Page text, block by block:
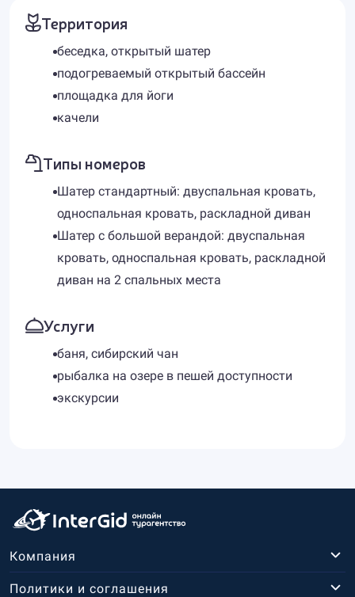
Территория
беседка, открытый шатер
подогреваемый открытый бассейн
площадка для йоги
качели
Типы номеров
Шатер стандартный: двуспальная кровать,
односпальная кровать, раскладной диван
Шатер с большой верандой: двуспальная
кровать, односпальная кровать, раскладной
диван на 2 спальных места
Услуги
баня, сибирский чан
рыбалка на озере в пешей доступности
экскурсии
Компания
Политики и соглашения